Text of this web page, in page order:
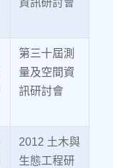
資訊研討會
第三十屆測
量及空間資
訊研討會
2012 土木與
生態工程研